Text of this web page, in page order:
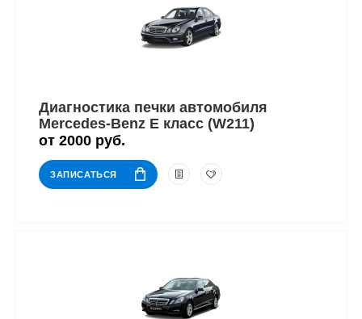
Диагностика печки автомобиля
Mercedes-Benz E класс (W211)
от 2000 руб.
ЗАПИСАТЬСЯ